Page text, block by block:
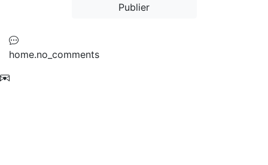
Publier
home.no_comments